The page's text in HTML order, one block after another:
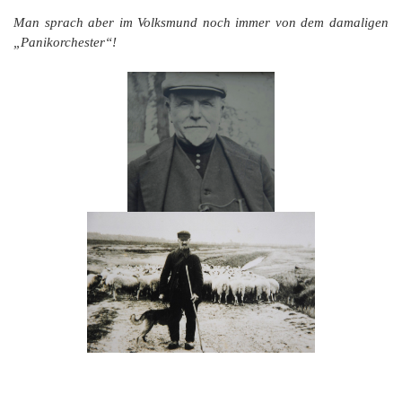
Man sprach aber im Volksmund noch immer von dem damaligen
„Panikorchester“!